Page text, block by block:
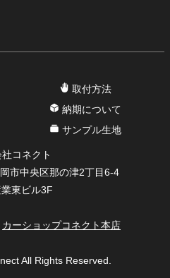
取付方法
納期について
サンプル生地
コネクト
市中央区那の津2丁目6-4
東ビル3F
カーショップコネクト本店
All Rights Reserved.